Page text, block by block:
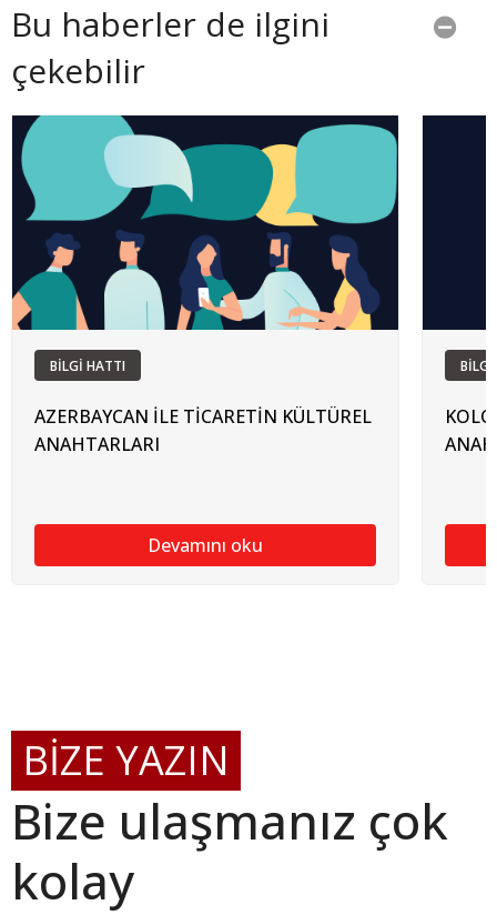
Bu haberler de ilgini
çekebilir
BİLGİ HATTI
AZERBAYCAN İLE TİCARETİN KÜLTÜREL
ANAHTARLARI
Devamını oku
BİZE YAZIN
Bize ulaşmanız çok
kolay